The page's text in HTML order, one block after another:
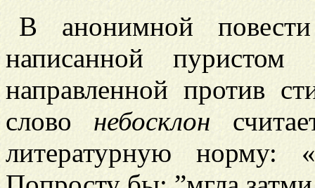
В анонимной
написанной
направленной против
слово небосклон
литературную норму: